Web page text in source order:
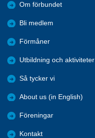
Om förbundet
Bli medlem
Förmåner
Utbildning och aktiviteter
Så tycker vi
About us (in English)
Föreningar
Kontakt